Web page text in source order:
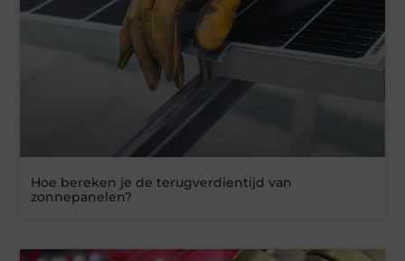
Hoe bereken je de terugverdientijd van
zonnepanelen?